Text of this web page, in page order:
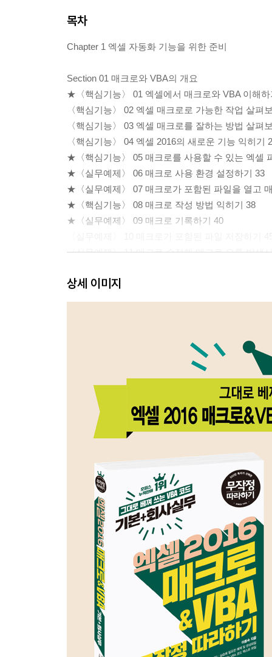
목차
Chapter 1 엑셀 자동화 기능을 위한 준비
Section 01 매크로와 VBA의 개요
★〈핵심기능〉 01 엑셀에서 매크로와 VBA 이해하
〈핵심기능〉 02 엑셀 매크로로 가능한 작업 살펴
〈핵심기능〉 03 엑셀 매크로를 잘하는 방법 살펴
〈핵심기능〉 04 엑셀 2016의 새로운 기능 익히기
★〈핵심기능〉 05 매크로를 사용할 수 있는 엑셀
★〈실무예제〉 06 매크로 사용 환경 설정하기 33
★〈실무예제〉 07 매크로가 포함된 파일을 열고
★〈핵심기능〉 08 매크로 작성 방법 익히기 38
★〈실무예제〉 09 매크로 기록하기 40
〈실무예제〉 11 매크로 수정해 매크로 오류 발생
〈실무예제〉 13 매크로 삭제하기 53
★〈실무예제〉 14 도형이나 아이콘으로 매크로
Section 02 효율적인 자동화를 위한 데이터 관리 방
★〈핵심기능〉 01 이름 정의하고 활용하기 63
★〈핵심기능〉 02 표 정의하고 활용하기 66
★〈핵심기능〉 03 데이터를 관리할 때의 주의 사
★〈핵심기능〉 04 다양한 조건 지정해 고급 필터
〈핵심기능〉 05 효율적인 데이터의 선택 방법 익
리뷰! 실무 예제 82
핵심! 실무 노트 83
Section 03 VB 편집기 창과 VBA 용어 익히기
〈핵심기능〉 01 VB 편집기 창의 표시 방법과 구
〈실무예제〉 02 편리하게 VB 편집기 창 사용하기
★〈핵심기능〉 03 VBA 코드의 기본 규칙과 [직접
★〈핵심기능〉 04 핵심 VBA 용어 익히기 100
★〈실무예제〉 05 모듈 삽입해 직접 매크로 작성
★〈실무예제〉 06 시트명을 반환하는 사용자 정
★〈실무예제〉 07 절대 참조와 상대 참조 이용해
〈실무예제〉 08 한 단계씩 매크로 실행해 실행 과
〈실무예제〉 09 매크로 코드를 보호하기 위해 암
상세 이미지